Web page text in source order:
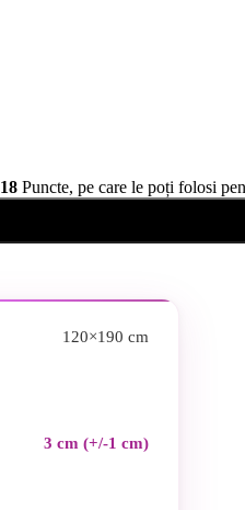
18 Puncte, pe care le poți folosi
120×190 cm
3 cm (+/-1 cm)